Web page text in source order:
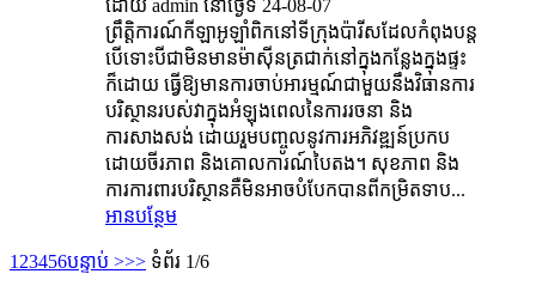
ដោយ admin នៅថ្ងៃទី 24-08-07
ព្រឹត្តិការណ៍កីឡាអូឡាំពិកនៅទីក្រុងប៉ារីសដែលកំពុងបន្ត
បើទោះបីជាមិនមានម៉ាស៊ីនត្រជាក់នៅក្នុងកន្លែងក្នុងផ្ទះ
ក៏ដោយ ធ្វើឱ្យមានការចាប់អារម្មណ៍ជាមួយនឹងវិធានការ
បរិស្ថានរបស់វាក្នុងអំឡុងពេលនៃការរចនា និង
ការសាងសង់ ដោយរួមបញ្ចូលនូវការអភិវឌ្ឍន៍ប្រកប
ដោយចីរភាព និងគោលការណ៍បៃតង។ សុខភាព និង​
ការ​ការពារ​បរិស្ថាន​គឺ​មិន​អាច​បំបែក​បាន​ពី​កម្រិត​ទាប...
អានបន្ថែម
1 23456បន្ទាប់ >>> ទំព័រ 1/6